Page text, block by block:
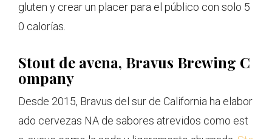
gluten y crear un placer para el público con solo 5
0 calorías.
Stout de avena, Bravus Brewing C
ompany
Desde 2015, Bravus del sur de California ha elabor
ado cervezas NA de sabores atrevidos como est